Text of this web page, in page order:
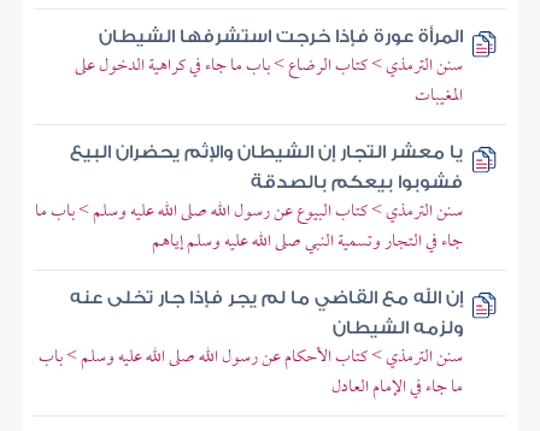
المرأة عورة فإذا خرجت استشرفها الشيطان
سنن الترمذي > كتاب الرضاع > باب ما جاء في كراهية الدخول على
المغيبات
يا معشر التجار إن الشيطان والإثم يحضران البيع
فشوبوا بيعكم بالصدقة
سنن الترمذي > كتاب البيوع عن رسول الله صلى الله عليه وسلم > باب ما
جاء في التجار وتسمية النبي صلى الله عليه وسلم إياهم
إن الله مع القاضي ما لم يجر فإذا جار تخلى عنه
ولزمه الشيطان
سنن الترمذي > كتاب الأحكام عن رسول الله صلى الله عليه وسلم > باب
ما جاء في الإمام العادل